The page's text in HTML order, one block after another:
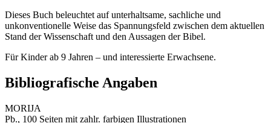
Dieses Buch beleuchtet auf unterhaltsame, sachliche und
unkonventionelle Weise das Spannungsfeld zwischen dem aktuellen
Stand der Wissenschaft und den Aussagen der Bibel.
Für Kinder ab 9 Jahren – und interessierte Erwachsene.
Bibliografische Angaben
MORIJA
Pb., 100 Seiten mit zahlr. farbigen Illustrationen